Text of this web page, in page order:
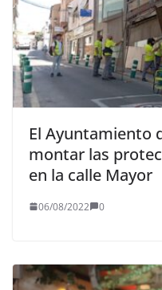
El Ayuntamiento
montar las
en la calle Mayor
06/08/2022 0